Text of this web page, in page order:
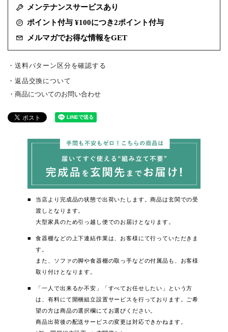
メンテナンスサービスあり
ポイント付与 ¥100につき2ポイント付与
メルマガでお得な情報をGET
・送料パターン区分を確認する
返品交換について
商品についてのお問い合わせ
当店より完成品の状態で出荷いたします。商品は玄関での受
渡しとなります。
大型家具のため引っ越し便でのお届けとなります。
食器棚などの上下連結作業は、お客様にて行っていただきま
す。
また、ソファの脚や食器棚の取っ手などの付属品も、お客様
取り付けとなります。
「一人で出来るか不安」「すべてお任せしたい」という方
は、有料にて開梱組立設置サービスを行っております。ご希
望の方は商品の選択欄にてお選びください。
商品出荷後の配送サービスの変更は対応できかねます。